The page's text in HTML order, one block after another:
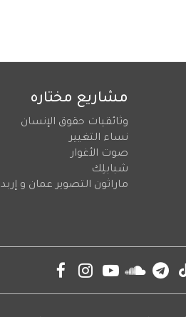
مشاريع مختاره
وثائقيات حقوق الإنسان
نساء التغيير
صوت الأغوار
شبابلِك
ماراثون التصوير عمان و إربد